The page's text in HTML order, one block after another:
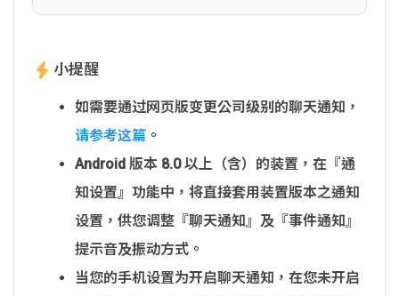
小提醒
如需要通过网页版变更公司级别的聊天通知，
请参考这篇 。
Android 版本 8.0 以上（含）的装置，在『通
知设置』功能中，将直接套用装置版本之通知
设置，供您调整『聊天通知』及『事件通知』
提示音及振动方式。
当您的手机设置为开启聊天通知，在您未开启